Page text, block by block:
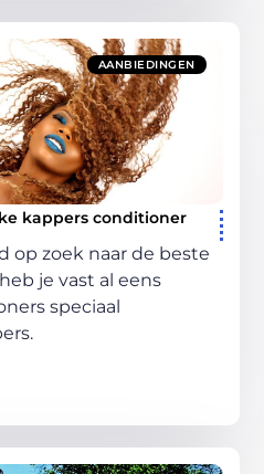
AANBIEDINGEN
kappers conditioner
op zoek naar de beste
je vast al eens
speciaal